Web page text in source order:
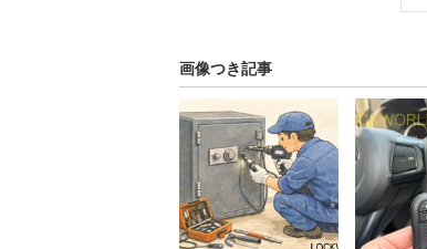
画像つき記事